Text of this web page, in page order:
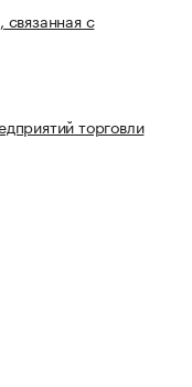
связанная с
торговли